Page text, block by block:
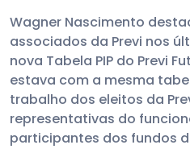
Wagner Nascimento
associados da Previ nos
nova Tabela PIP do Previ
estava com a mesma
trabalho dos eleitos da
representativas do
participantes dos fundos